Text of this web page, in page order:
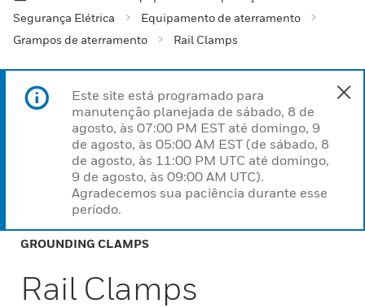
Segurança Elétrica
Equipamento de aterramento
Grampos de aterramento
Rail Clamps
Este site está programado para
manutenção planejada de sábado, 8 de
agosto, às 07:00 PM EST até domingo, 9
de agosto, às 05:00 AM EST (de sábado, 8
de agosto, às 11:00 PM UTC até domingo,
9 de agosto, às 09:00 AM UTC).
Agradecemos sua paciência durante esse
período.
GROUNDING CLAMPS
Rail Clamps